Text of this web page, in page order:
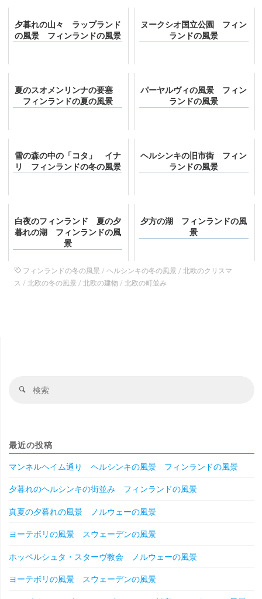
夕暮れの山々 ラップランド
の風景 フィンランドの風景
ヌークシオ国立公園 フィン
ランドの風景
夏のスオメンリンナの要塞
フィンランドの夏の風景
パーヤルヴィの風景 フィン
ランドの風景
雪の森の中の「コタ」 イナ
リ フィンランドの冬の風景
ヘルシンキの旧市街 フィン
ランドの風景
白夜のフィンランド 夏の夕
暮れの湖 フィンランドの風
景
夕方の湖 フィンランドの風
景
フィンランドの冬の風景 / ヘルシンキの冬の風景 / 北欧のクリスマ
ス / 北欧の冬の風景 / 北欧の建物 / 北欧の町並み
検
最近の投稿
マンネルヘイム通り ヘルシンキの風景 フィンランドの風景
夕暮れのヘルシンキの街並み フィンランドの風景
真夏の夕暮れの風景 ノルウェーの風景
ヨーテボリの風景 スウェーデンの風景
ホッペルシュタ・スターヴ教会 ノルウェーの風景
ヨーテボリの風景 スウェーデンの風景